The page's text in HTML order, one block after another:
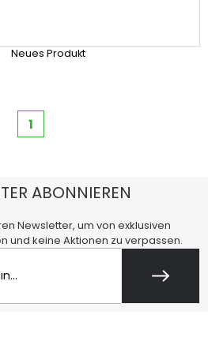
Neues Produkt
1
ABONNIEREN
Newsletter, um von exklusiven
und keine Aktionen zu verpassen.